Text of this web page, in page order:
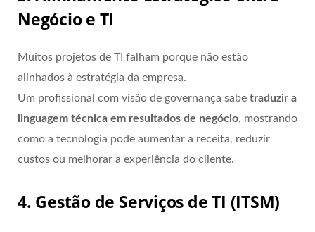
Negócio e TI
Muitos projetos de TI falham porque não estão
alinhados à estratégia da empresa.
Um profissional com visão de governança sabe traduzir a
linguagem técnica em resultados de negócio, mostrando
como a tecnologia pode aumentar a receita, reduzir
custos ou melhorar a experiência do cliente.
4. Gestão de Serviços de TI (ITSM)